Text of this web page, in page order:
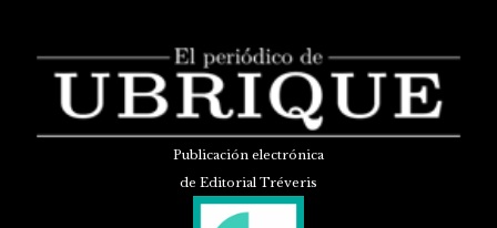
Publicación electrónica
de Editorial Tréveris